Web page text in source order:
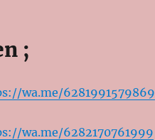
;
wa.me/6281991579869
wa.me/6282170761999